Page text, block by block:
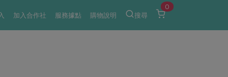
加入合作社 服務據點 購物說明 搜尋
0